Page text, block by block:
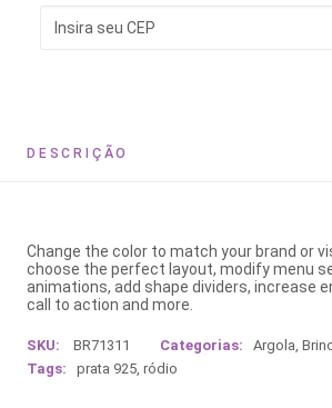
DESCRIÇÃO
Change the color to match your brand or
choose the perfect layout, modify menu
animations, add shape dividers, increase
call to action and more.
SKU: BR71311 Categorias: Argola,
Tags:
prata 925, ródio